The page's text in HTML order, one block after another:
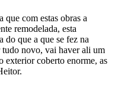
com estas obras a
remodelada, esta
do que a que se fez na
tudo novo, vai haver ali um
coberto enorme, as